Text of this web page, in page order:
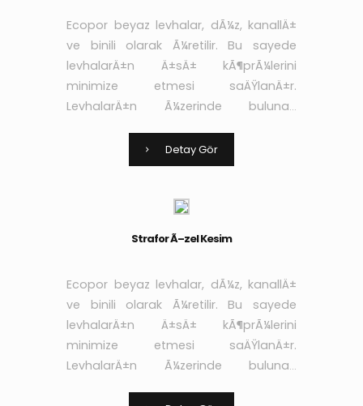
Ecopor beyaz levhalar, dÃ¼z, kanallÄ±
ve binili olarak Ã¼retilir. Bu sayede
levhalarÄ±n Ä±sÄ± kÃ¶prÃ¼lerini
minimize etmesi saÄŸlanÄ±r.
LevhalarÄ±n Ã¼zerinde bulunan
yapÄ±ÅŸtÄ±rÄ±cÄ± ve sÄ±vanÄ±n
aderans niteliÄŸi arttÄ±rÄ±larak yÃ¼k
Detay Gör
Strafor Ã–zel Kesim
Ecopor beyaz levhalar, dÃ¼z, kanallÄ±
ve binili olarak Ã¼retilir. Bu sayede
levhalarÄ±n Ä±sÄ± kÃ¶prÃ¼lerini
minimize etmesi saÄŸlanÄ±r.
LevhalarÄ±n Ã¼zerinde bulunan